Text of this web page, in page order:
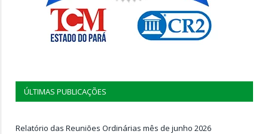
ÚLTIMAS PUBLICAÇÕES
Relatório das Reuniões Ordinárias mês de junho 2026